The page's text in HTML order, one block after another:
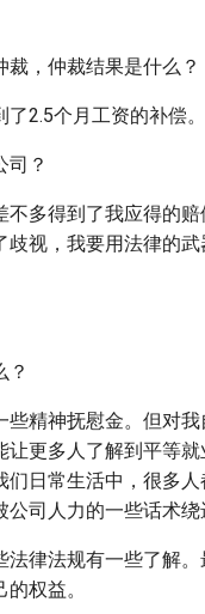
，仲裁结果是什么？
2.5个月工资的补偿。
司？
多得到了我应得的
视，我要用法律的
？
精神抚慰金。但对
更多人了解到平等
日常生活中，很多
司人力的一些话术绕
律法规有一些了解
权益。